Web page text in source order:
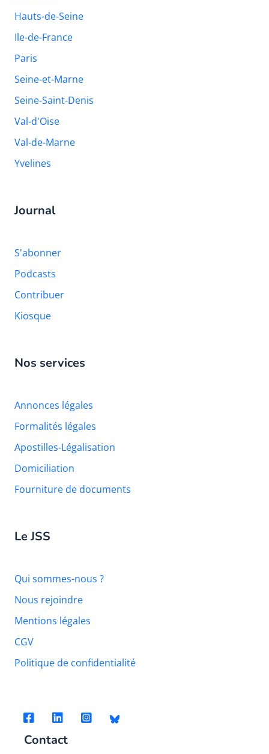
Hauts-de-Seine
Ile-de-France
Paris
Seine-et-Marne
Seine-Saint-Denis
Val-d'Oise
Val-de-Marne
Yvelines
Journal
S'abonner
Podcasts
Contribuer
Kiosque
Nos services
Annonces légales
Formalités légales
Apostilles-Légalisation
Domiciliation
Fourniture de documents
Le JSS
Qui sommes-nous ?
Nous rejoindre
Mentions légales
CGV
Politique de confidentialité
Contact